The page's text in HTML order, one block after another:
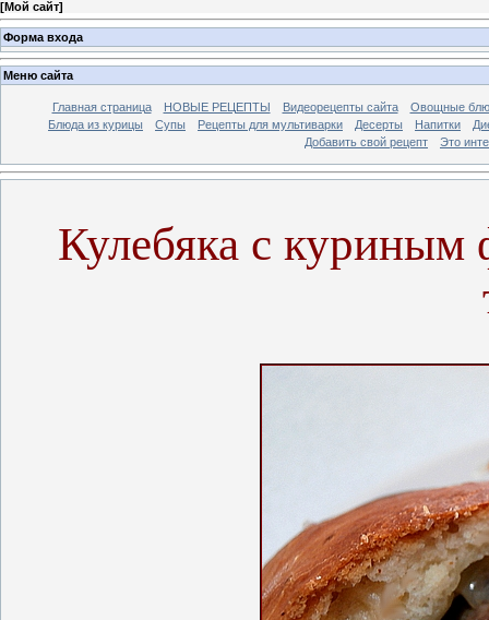
[Мой сайт]
Форма входа
Меню сайта
Главная страница НОВЫЕ РЕЦЕПТЫ Видеорецепты сайта
Овощные
Блюда из курицы
Супы Рецепты для мультиварки Десерты Напитки
Добавить свой рецепт
Это
Кулебяка с куриным